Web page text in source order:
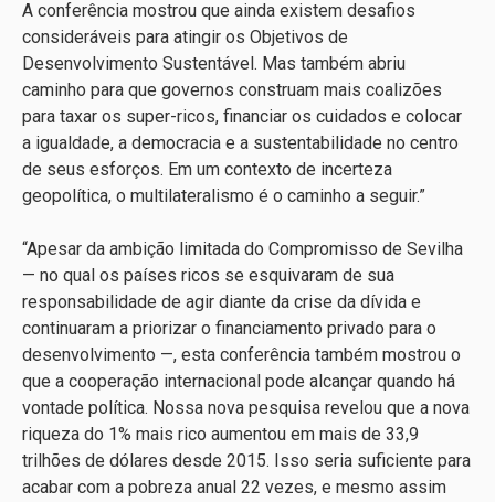
A conferência mostrou que ainda existem desafios
consideráveis para atingir os Objetivos de
Desenvolvimento Sustentável. Mas também abriu
caminho para que governos construam mais coalizões
para taxar os super-ricos, financiar os cuidados e colocar
a igualdade, a democracia e a sustentabilidade no centro
de seus esforços. Em um contexto de incerteza
geopolítica, o multilateralismo é o caminho a seguir.”
“Apesar da ambição limitada do Compromisso de Sevilha
— no qual os países ricos se esquivaram de sua
responsabilidade de agir diante da crise da dívida e
continuaram a priorizar o financiamento privado para o
desenvolvimento —, esta conferência também mostrou o
que a cooperação internacional pode alcançar quando há
vontade política. Nossa nova pesquisa revelou que a nova
riqueza do 1% mais rico aumentou em mais de 33,9
trilhões de dólares desde 2015. Isso seria suficiente para
acabar com a pobreza anual 22 vezes, e mesmo assim